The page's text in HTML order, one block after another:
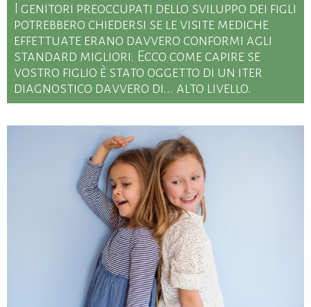
I genitori preoccupati dello sviluppo dei figli
potrebbero chiedersi se le visite mediche
effettuate erano davvero conformi agli
standard migliori. Ecco come capire se
vostro figlio è stato oggetto di un iter
diagnostico davvero di... alto livello.